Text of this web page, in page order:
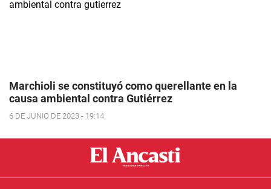
Marchioli se constituyó como querellante en la
causa ambiental contra Gutiérrez
6 DE JUNIO DE 2023 - 19:14